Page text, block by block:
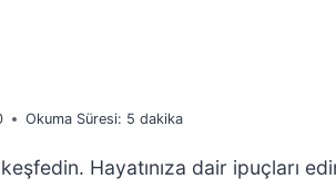
Okuma Süresi: 5dakika
Hayatınıza dair ipuçları